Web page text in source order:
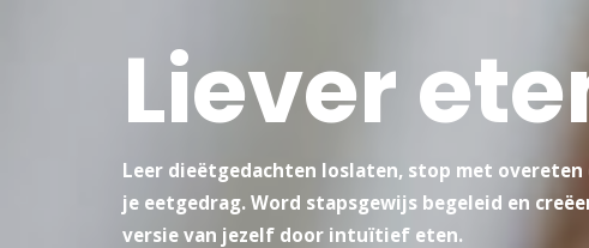
Liever
Leer dieëtgedachten loslaten, stop met
je eetgedrag. Word stapsgewijs begeleid en
versie van jezelf door intuïtief eten.